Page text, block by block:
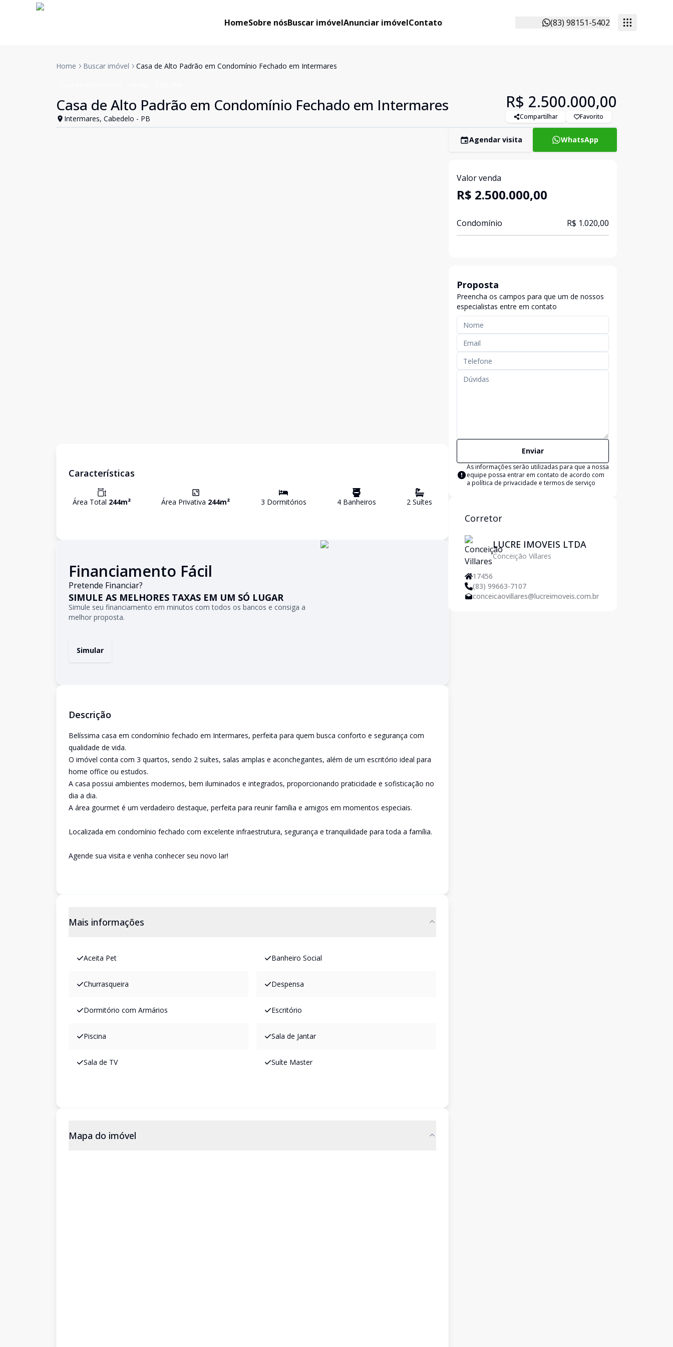
HomeSobre nósBuscar imóvelAnunciar imóvelContato (83) 98151-5402
Home Buscar imóvel Casa de Alto Padrão em Condomínio Fechado em Intermares
Casa de Alto Padrão em Condomínio Fechado em Intermares
Intermares, Cabedelo - PB
R$ 2.500.000,00
Compartilhar Favorito
Características
Área Total 244m² Área Privativa 244m² 3 Dormitórios 4Banheiros 2 Suítes
Financiamento Fácil
Pretende Financiar?
SIMULE AS MELHORES TAXAS EM UM SÓ LUGAR
Simule seu financiamento em minutos com todos os bancos e consiga a
melhor proposta.
Simular
Descrição
Belíssima casa em condomínio fechado em Intermares, perfeita para quem busca conforto e segurança com
qualidade de vida.
O imóvel conta com 3 quartos, sendo 2 suítes, salas amplas e aconchegantes, além de um escritório ideal para
home office ou estudos.
A casa possui ambientes modernos, bem iluminados e integrados, proporcionando praticidade e sofisticação no
dia a dia.
A área gourmet é um verdadeiro destaque, perfeita para reunir família e amigos em momentos especiais.
Localizada em condomínio fechado com excelente infraestrutura, segurança e tranquilidade para toda a família.
Agende sua visita e venha conhecer seu novo lar!
Mais informações
Aceita Pet Banheiro Social
Churrasqueira Despensa
Dormitório com Armários Escritório
Piscina Sala de Jantar
Sala de TV Suíte Master
Mapa do imóvel
Agendar visita WhatsApp
Valor venda
R$ 2.500.000,00
Condomínio R$ 1.020,00
Proposta
Preencha os campos para que um de nossos
especialistas entre em contato
Enviar
As informações serão utilizadas para que a nossa
equipe possa entrar em contato de acordo com
a política de privacidade e termos de serviço
Corretor
LUCRE IMOVEIS LTDA
Conceição Villares
17456
(83) 99663-7107
conceicaovillares@lucreimoveis.com.br